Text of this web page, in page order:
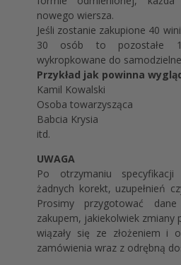
nowego wiersza.
Jeśli zostanie zakupione 40
30 osób to pozostałe
wykropkowane do
Przykład jak powinna
Kamil Kowalski
Osoba towarzysząca
Babcia Krysia
itd.
UWAGA
Po otrzymaniu
żadnych korekt, uzupełnień
Prosimy przygotować
zakupem, jakiekolwiek zmiany
wiązały się ze złożeniem i
zamówienia wraz z odrębną